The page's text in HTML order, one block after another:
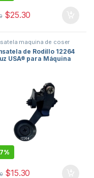
$25.30
maquina de coser
FOOT , repuestos de
de coser
de Rodillo 12264
USA® para Máquina
$15.30